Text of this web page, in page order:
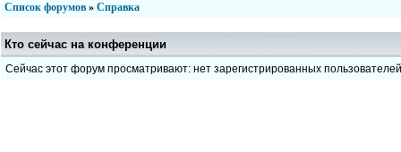
Список форумов » Справка
Кто сейчас на конференции
Сейчас этот форум просматривают: нет зарегистрированных пользователей